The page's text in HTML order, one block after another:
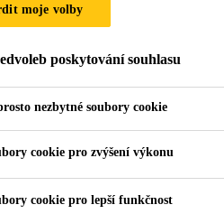
moje volby
poskytování souhlasu
nezbytné soubory cookie
cookie pro zvýšení výkonu
cookie pro lepší funkčnost